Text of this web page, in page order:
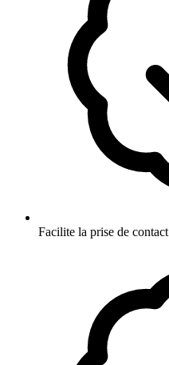
Facilite la prise de contact